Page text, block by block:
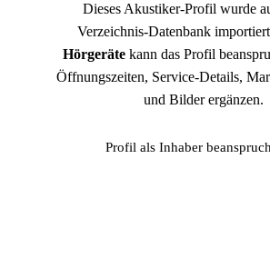
Dieses Akustiker-Profil wurde
Verzeichnis-Datenbank
Hörgerätekann das Profil
Öffnungszeiten, Service-Details,
und Bilder ergänzen.
Profil als Inhaber